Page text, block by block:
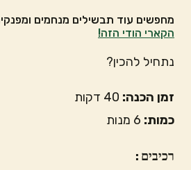
מחפשים עוד תבשילים מנחמים
הקארי הודי הזה!
נתחיל להכין?
זמן הכנה:
כמות:
רכיבים: